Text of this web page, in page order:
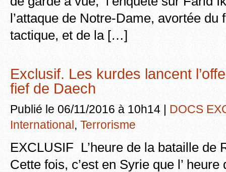
l’attaque de Notre-Dame, avortée du
tactique, et de la […]
Exclusif. Les kurdes lancent
fief de Daech
Publié le 06/11/2016 à 10h14 | DOCS
International, Terrorisme
EXCLUSIF L’heure de la bataille de
Cette fois, c’est en Syrie que l’ heure